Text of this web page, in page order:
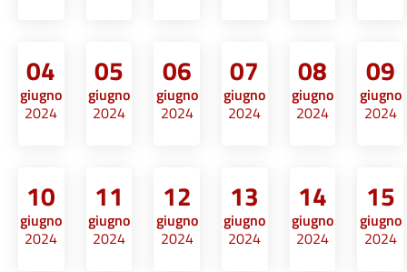
04
giugno
2024
05
giugno
2024
06
giugno
2024
07
giugno
2024
08
giugno
2024
09
giugno
2024
10
giugno
2024
11
giugno
2024
12
giugno
2024
13
giugno
2024
14
giugno
2024
15
giugno
2024